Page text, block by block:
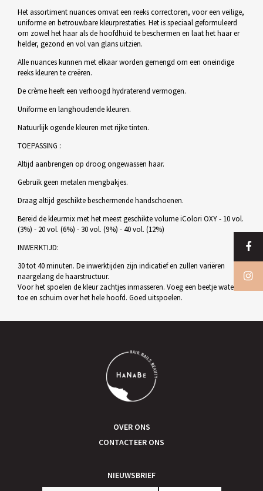
Het assortiment nuances omvat een reeks correctoren, voor een veilige,
uniforme en betrouwbare kleurprestaties. Het is speciaal geformuleerd
om zowel het haar als de hoofdhuid te beschermen en laat het haar er
helder, gezond en vol van glans uitzien.
Alle nuances kunnen met elkaar worden gemengd om een oneindige
reeks kleuren te creëren.
De crème heeft een verhoogd hydraterend vermogen.
Uniforme en langhoudende kleuren.
Natuurlijk ogende kleuren met rijke tinten.
TOEPASSING :
Altijd aanbrengen op droog ongewassen haar.
Gebruik geen metalen mengbakjes.
Draag altijd geschikte beschermende handschoenen.
Bereid de kleurmix met het meest geschikte volume iColori OXY - 10 vol.
(3%) - 20 vol. (6%) - 30 vol. (9%) - 40 vol. (12%)
INWERKTIJD:
30 tot 40 minuten. De inwerktijden zijn indicatief en zullen variëren
naargelang de haarstructuur.
Voor het spoelen de kleur zachtjes inmasseren. Voeg een beetje water
toe en schuim over het hele hoofd. Goed uitspoelen.
OVER ONS
CONTACTEER ONS
NIEUWSBRIEF